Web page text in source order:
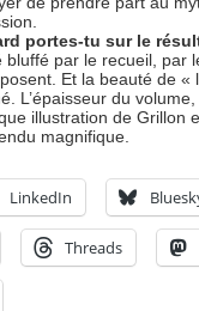
portes-tu sur le
bluffé par le recueil, par
Et la beauté de «
L’épaisseur du
illustration de Grillon
magnifique.
LinkedIn
Threads